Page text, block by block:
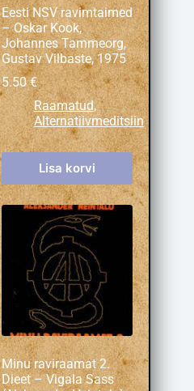
Eesti NSV ravimtaimed
– Oskar Kook,
Johannes Tammeorg,
Gustav Vilbaste, 1975
5.50€
Raamatud,
Alternatiivmeditsiin
Lisa korvi
Minu raviraamat 2.
Dieet – Vigala Sass